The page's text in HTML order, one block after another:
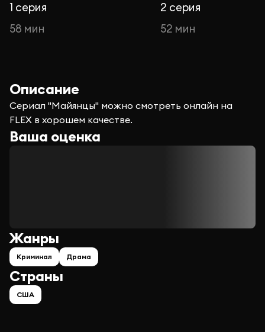
1 серия
58 мин
2 серия
52 мин
Описание
Сериал "Майянцы" можно смотреть онлайн на
FLEX в хорошем качестве.
Ваша оценка
Страны
США
Жанры
Криминал Драма